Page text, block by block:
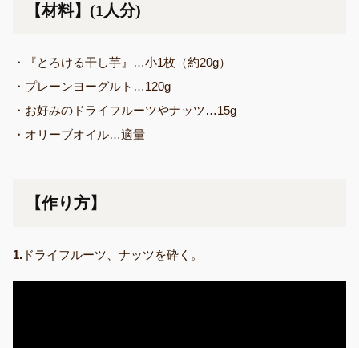
【材料】(1人分)
・『とろける干し芋』…小1枚（約20g）
・プレーンヨーグルト…120g
・お好みのドライフルーツやナッツ…15g
・オリーブオイル…適量
【作り方】
1. ドライフルーツ、ナッツを砕く。